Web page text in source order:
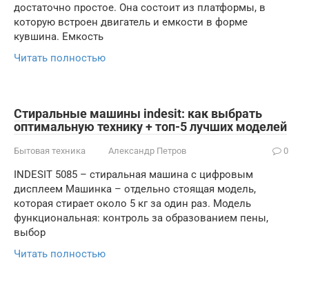
достаточно простое. Она состоит из платформы, в
которую встроен двигатель и емкости в форме
кувшина. Емкость
Читать полностью
Стиральные машины indesit: как выбрать
оптимальную технику + топ-5 лучших моделей
Бытовая техника Александр Петров 0
INDESIT 5085 – стиральная машина с цифровым
дисплеем Машинка – отдельно стоящая модель,
которая стирает около 5 кг за один раз. Модель
функциональная: контроль за образованием пены,
выбор
Читать полностью